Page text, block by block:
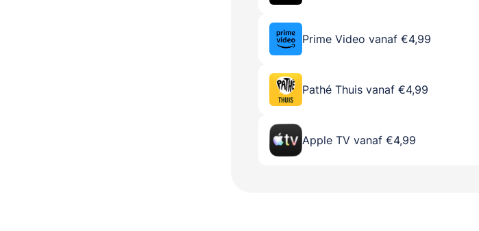
Prime Video vanaf €4,99
Pathé Thuis vanaf €4,99
Apple TV vanaf €4,99